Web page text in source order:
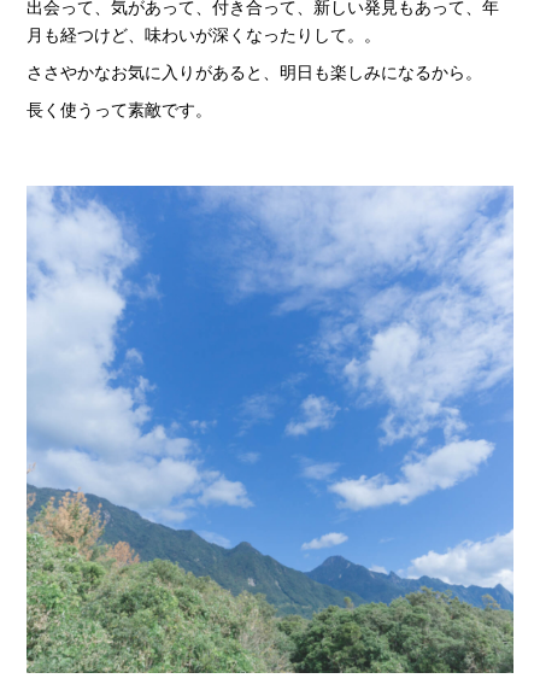
出会って、気があって、付き合って、新しい発見もあって、年
月も経つけど、味わいが深くなったりして。。
ささやかなお気に入りがあると、明日も楽しみになるから。
長く使うって素敵です。